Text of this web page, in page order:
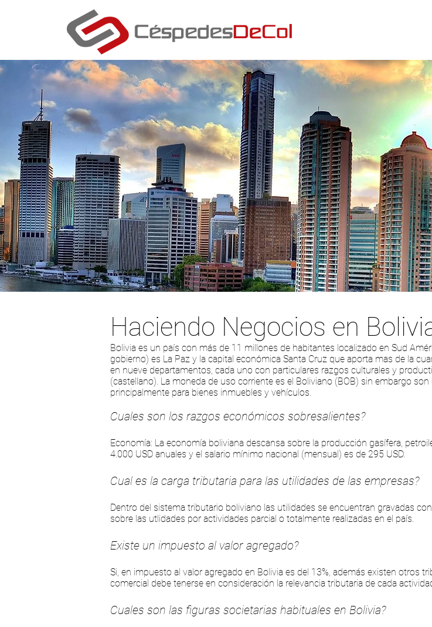
Haciendo Negocios en
Bolivia es un país con más de 11 millones de habitantes localizado en Sud
gobierno) es La Paz y la capital económica Santa Cruz que aporta mas de la
en nueve departamentos, cada uno con particulares razgos culturales y
(castellano). La moneda de uso corriente es el Boliviano (BOB) sin embargo
principalmente para bienes inmuebles y vehículos.
Cuales son los razgos económicos sobresalientes?
Economía: La economía boliviana descansa sobre la producción gasífera,
4.000 USD anuales y el salario mínimo nacional (mensual) es de 295 USD.
Cual es la carga tributaria para las utilidades de las empresas?
Dentro del sistema tributario boliviano las utilidades se encuentran gravadas
sobre las utlidades por actividades parcial o totalmente realizadas en el país.
Existe un impuesto al valor agregado?
Si, en impuesto al valor agregado en Bolivia es del 13%, además existen otros
comercial debe tenerse en consideración la relevancia tributaria de cada
Cuales son las figuras societarias habituales en Bolivia?